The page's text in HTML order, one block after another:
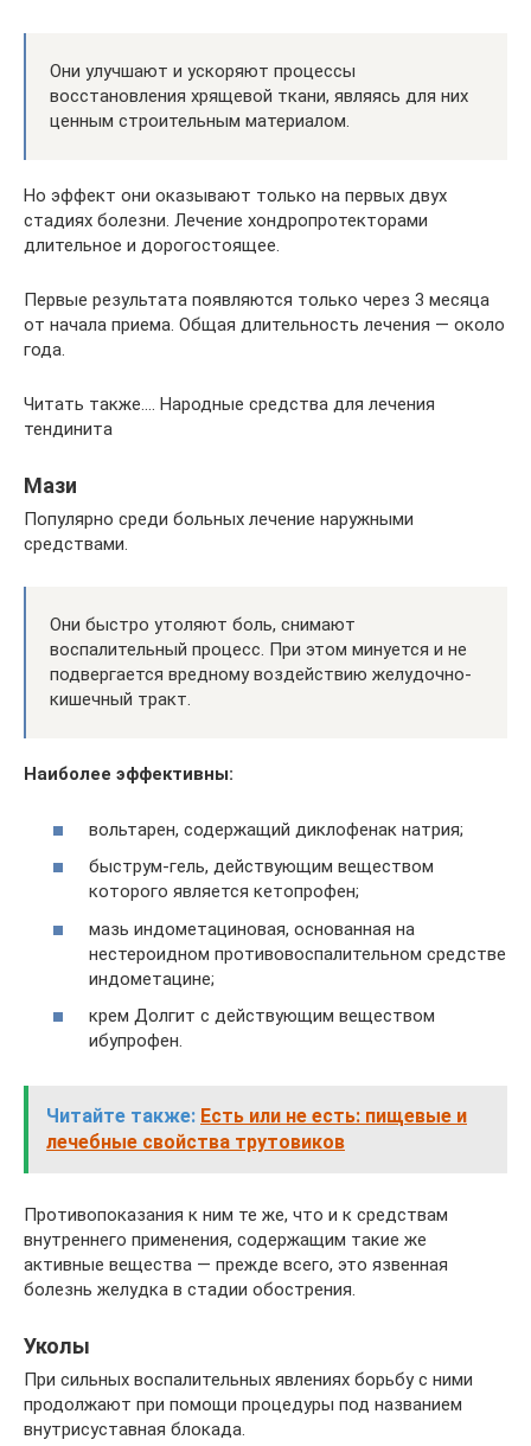
Они улучшают и ускоряют процессы
восстановления хрящевой ткани, являясь для них
ценным строительным материалом.
Но эффект они оказывают только на первых двух
стадиях болезни. Лечение хондропротекторами
длительное и дорогостоящее.
Первые результата появляются только через 3 месяца
от начала приема. Общая длительность лечения — около
года.
Читать также…. Народные средства для лечения
тендинита
Мази
Популярно среди больных лечение наружными
средствами.
Они быстро утоляют боль, снимают
воспалительный процесс. При этом минуется и не
подвергается вредному воздействию желудочно-
кишечный тракт.
Наиболее эффективны:
вольтарен, содержащий диклофенак натрия;
быструм-гель, действующим веществом
которого является кетопрофен;
мазь индометациновая, основанная на
нестероидном противовоспалительном средстве
индометацине;
крем Долгит с действующим веществом
ибупрофен.
Читайте также: Есть или не есть: пищевые и
лечебные свойства трутовиков
Противопоказания к ним те же, что и к средствам
внутреннего применения, содержащим такие же
активные вещества — прежде всего, это язвенная
болезнь желудка в стадии обострения.
Уколы
При сильных воспалительных явлениях борьбу с ними
продолжают при помощи процедуры под названием
внутрисуставная блокада.